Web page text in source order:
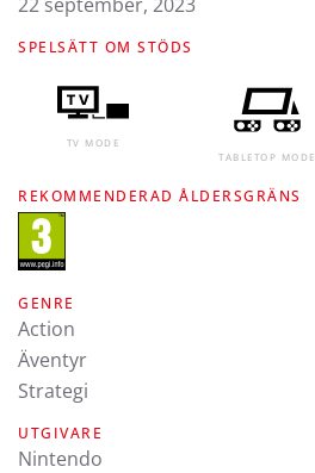
SPELSÄTT OM STÖDS
TV MODE
TABLETOP MODE
REKOMMENDERAD ÅLDERSGRÄNS
GENRE
Action
Äventyr
Strategi
UTGIVARE
Nintendo